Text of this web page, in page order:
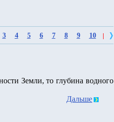
3 4 5 6 7 8 9 10
Земли, то глубина водного
Дальше